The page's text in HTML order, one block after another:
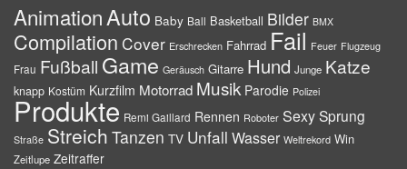
AnimationAuto Baby Ball Basketball Bilder BMX
Compilation Cover Erschrecken Fahrrad Fail Feuer Flugzeug
Frau Fußball Game Geräusch Gitarre Hund Junge Katze
knapp Kostüm Kurzfilm Motorrad Musik Parodie Polizei
Produkte Remi Gaillard Rennen Roboter SexySprung
Straße Streich Tanzen TV Unfall Wasser Weltrekord Win
Zeitlupe Zeitraffer